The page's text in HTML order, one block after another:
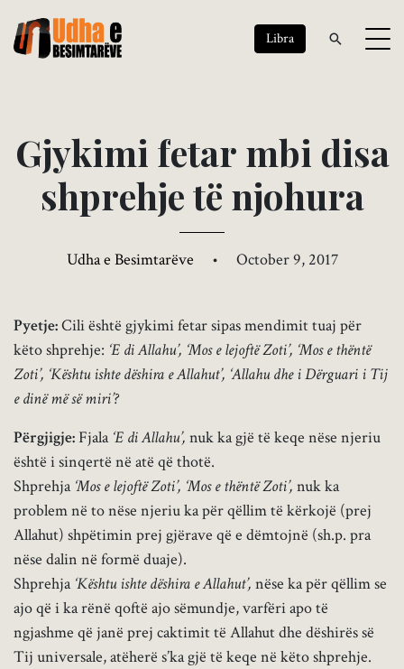
Libra
Gjykimi fetar mbi disa
shprehjetë njohura
Udha e Besimtarëve • October 9, 2017
Pyetje:Cili është gjykimi fetar sipas mendimit tuaj për
këto shprehje: ‘E di Allahu’, ‘Mos e lejoftë Zoti’, ‘Mos e thëntë
Zoti’, ‘Kështu ishte dëshira e Allahut’, ‘Allahu dhe i Dërguari i Tij
e dinë më së miri’?
Përgjigje:Fjala ‘E di Allahu’, nuk ka gjë të keqe nëse njeriu
është i sinqertë në atë që thotë.
Shprehja‘Mos e lejoftë Zoti’, ‘Mos e thëntë Zoti’, nuk ka
problem në to nëse njeriu ka për qëllim të kërkojë (prej
Allahut) shpëtimin prej gjërave që e dëmtojnë (sh.p. pra
nëse dalin në formë duaje).
Shprehja ‘Kështu ishte dëshira e Allahut’, nëse ka për qëllim se
ajo që i ka rënë qoftë ajo sëmundje, varfëri apo të
ngjashme që janë prej caktimit të Allahut dhe dëshirës së
Tij universale, atëherë s’ka gjë të keqe në këto shprehje.